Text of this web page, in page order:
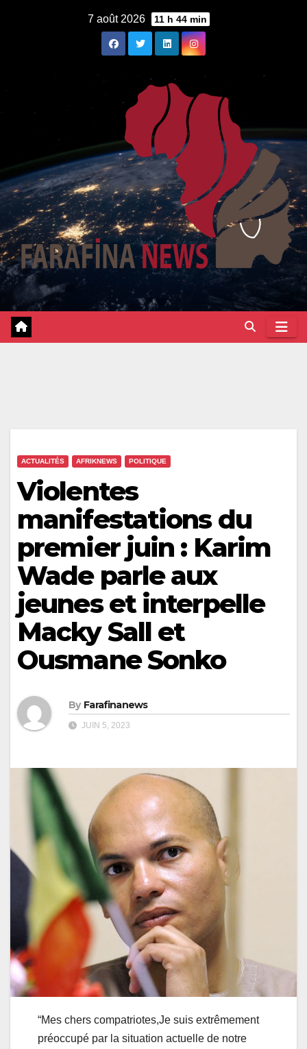
7 août 2026 11 h 44 min
ACTUALITÉS AFRIKNEWS POLITIQUE
Violentes
manifestations du
premier juin : Karim
Wade parle aux
jeunes et interpelle
Macky Sall et
Ousmane Sonko
By Farafinanews
JUIN 5, 2023
“Mes chers compatriotes,Je suis extrêmement
préoccupé par la situation actuelle de notre